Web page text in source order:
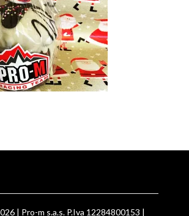
| Pro-m s.a.s. P.Iva 12284800153 |